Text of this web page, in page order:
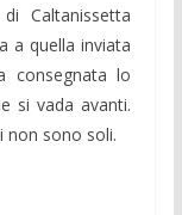
Caltanissetta
a quella inviata
consegnata lo
si vada avanti.
non sono soli.